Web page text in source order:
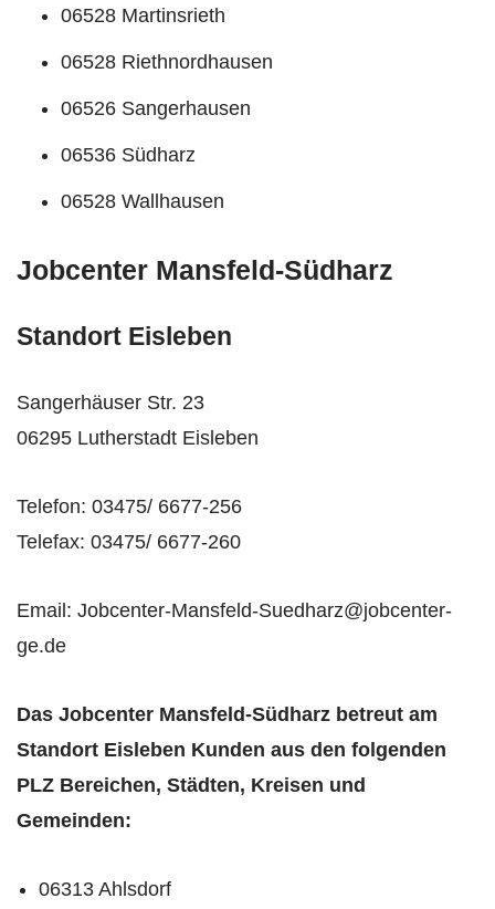
06528 Martinsrieth
06528 Riethnordhausen
06526 Sangerhausen
06536 Südharz
06528 Wallhausen
Jobcenter Mansfeld-Südharz
Standort Eisleben
Sangerhäuser Str. 23
06295 Lutherstadt Eisleben
Telefon: 03475/ 6677-256
Telefax: 03475/ 6677-260
Email: Jobcenter-Mansfeld-Suedharz@jobcenter-
ge.de
Das Jobcenter Mansfeld-Südharz betreut am
Standort Eisleben Kunden aus den folgenden
PLZ Bereichen, Städten, Kreisen und
Gemeinden:
06313 Ahlsdorf